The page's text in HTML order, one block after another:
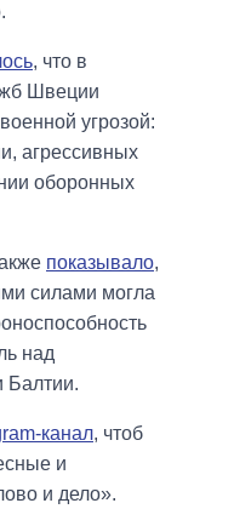
, что в
Швеции
угрозой:
агрессивных
оборонных
показывало,
силами могла
над
Балтии.
канал, чтоб
и
и дело».